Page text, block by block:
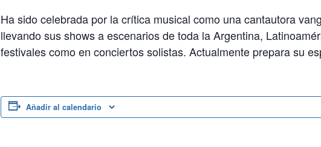
Ha sido celebrada por la crítica musical como una cantautora
llevando sus shows a escenarios de toda la Argentina,
festivales como en conciertos solistas. Actualmente prepara su
Añadir al calendario